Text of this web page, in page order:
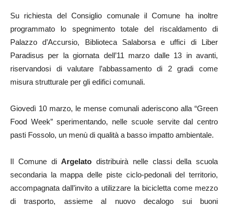
Su richiesta del Consiglio comunale il Comune ha inoltre
programmato lo spegnimento totale del riscaldamento di
Palazzo d’Accursio, Biblioteca Salaborsa e uffici di Liber
Paradisus per la giornata dell’11 marzo dalle 13 in avanti,
riservandosi di valutare l’abbassamento di 2 gradi come
misura strutturale per gli edifici comunali.
Giovedì 10 marzo, le mense comunali aderiscono alla “Green
Food Week” sperimentando, nelle scuole servite dal centro
pasti Fossolo, un menù di qualità a basso impatto ambientale.
Il Comune diArgelato​ distribuirà nelle classi della scuola
secondaria la mappa delle piste ciclo-pedonali del territorio,
accompagnata dall’invito a utilizzare la bicicletta come mezzo
di trasporto, assieme al nuovo decalogo sui buoni